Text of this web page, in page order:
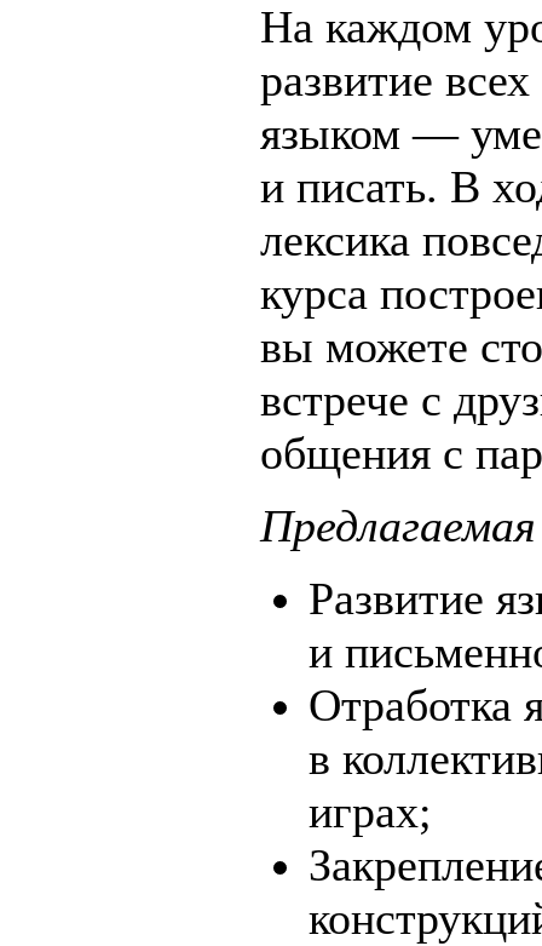
На каждом
развитие
языком —
и писать. В
лексика
курса
вы можете
встрече с
общения с
Развитие
и
Отработка
в
играх;